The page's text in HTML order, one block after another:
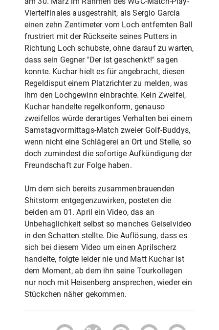
Viertelfinales ausgestrahlt, als Sergio García
einen zehn Zentimeter vom Loch entfernten Ball
frustriert mit der Rückseite seines Putters in
Richtung Loch schubste, ohne darauf zu warten,
dass sein Gegner "Der ist geschenkt!" sagen
konnte. Kuchar hielt es für angebracht, diesen
Regeldisput einem Platzrichter zu melden, was
ihm den Lochgewinn einbrachte. Kein Zweifel,
Kuchar handelte regelkonform, genauso
zweifellos würde derartiges Verhalten bei einem
Samstagvormittags-Match zweier Golf-Buddys,
wenn nicht eine Schlägerei an Ort und Stelle, so
doch zumindest die sofortige Aufkündigung der
Freundschaft zur Folge haben.
Um dem sich bereits zusammenbrauenden
Shitstorm entgegenzuwirken, posteten die
beiden am 01. April ein Video, das an
Unbehaglichkeit selbst so manches Geiselvideo
in den Schatten stellte. Die Auflösung, dass es
sich bei diesem Video um einen Aprilscherz
handelte, folgte leider nie und Matt Kuchar ist
dem Moment, ab dem ihn seine Tourkollegen
nur noch mit Heisenberg ansprechen, wieder ein
Stückchen näher gekommen.